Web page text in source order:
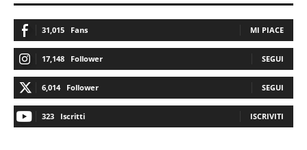
31,015 Fans MI PIACE
17,148 Follower SEGUI
6,014 Follower SEGUI
323 Iscritti ISCRIVITI